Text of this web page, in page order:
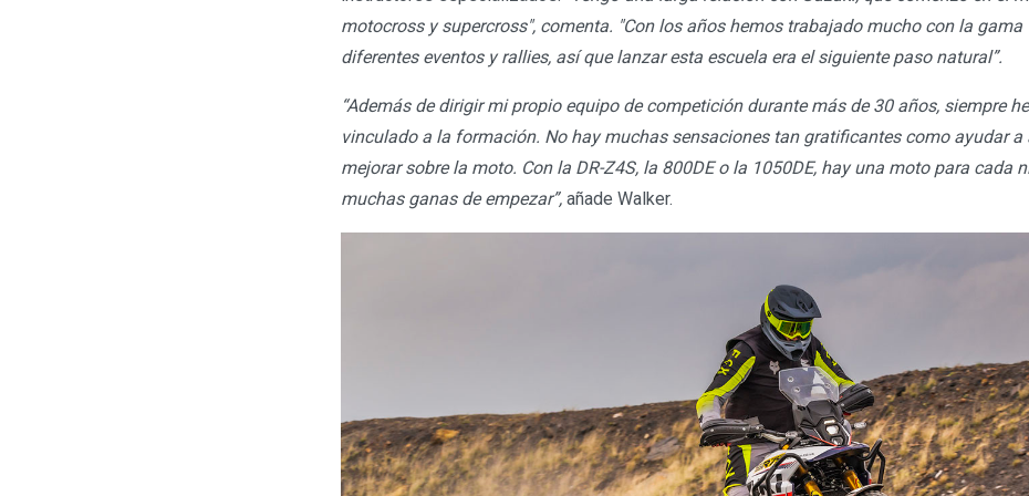
motocross y supercross", comenta. "Con los años hemos trabajado mucho con la gama
diferentes eventos y rallies, así que lanzar esta escuela era el siguiente paso natural”.
“Además de dirigir mi propio equipo de competición durante más de 30 años, siempre
vinculado a la formación. No hay muchas sensaciones tan gratificantes como ayudar a
mejorar sobre la moto. Con la DR-Z4S, la 800DE o la 1050DE, hay una moto para cada
muchas ganas de empezar”, añade Walker.